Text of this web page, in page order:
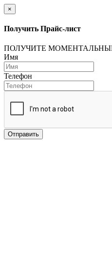
×
Получить Прайс-лист
ПОЛУЧИТЕ
Имя
Телефон
Отправить